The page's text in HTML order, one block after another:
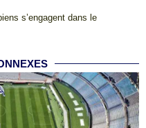
s’engagent dans le